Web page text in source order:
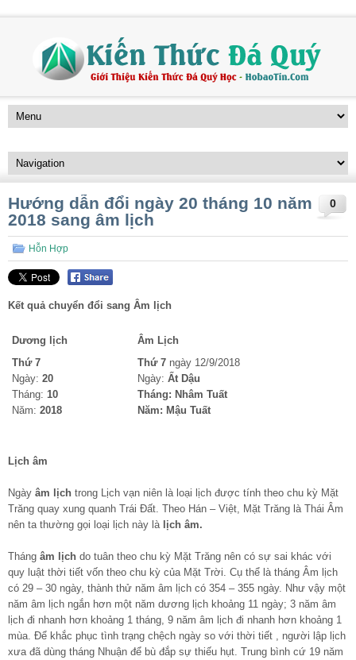
0
Hướng dẫn đổi ngày 20 tháng 10 năm
2018 sang âm lịch
Hỗn Hợp
Kết quả chuyển đổi sang Âm lịch
Dương lịch
Âm Lịch
Thứ 7
Ngày: 20
Tháng: 10
Năm: 2018
Thứ 7 ngày 12/9/2018
Ngày: Ất Dậu
Tháng: Nhâm Tuất
Năm: Mậu Tuất
Lịch âm
Ngày âm lịch trong Lịch vạn niên là loại lịch được tính theo chu kỳ Mặt
Trăng quay xung quanh Trái Đất. Theo Hán – Việt, Mặt Trăng là Thái Âm
nên ta thường gọi loại lịch này là lịch âm.
Tháng âm lịch do tuân theo chu kỳ Mặt Trăng nên có sự sai khác với
quy luật thời tiết vốn theo chu kỳ của Mặt Trời. Cụ thể là tháng Âm lịch
có 29 – 30 ngày, thành thử năm âm lịch có 354 – 355 ngày. Như vậy một
năm âm lịch ngắn hơn một năm dương lịch khoảng 11 ngày; 3 năm âm
lịch đi nhanh hơn khoảng 1 tháng, 9 năm âm lịch đi nhanh hơn khoảng 1
mùa. Để khắc phục tình trạng chệch ngày so với thời tiết , người lập lịch
xưa đã dùng tháng Nhuận để bù đắp sự thiếu hụt. Trung bình cứ 19 năm